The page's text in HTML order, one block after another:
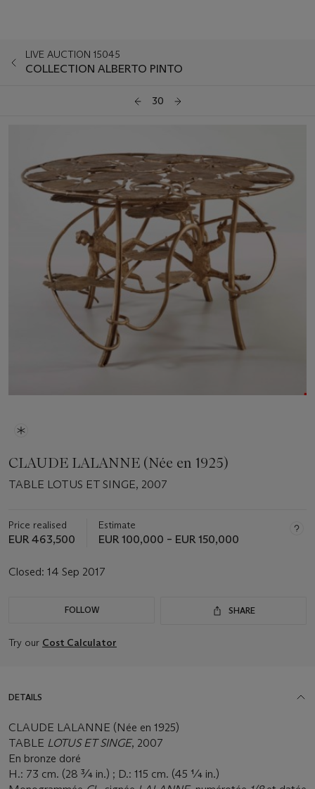
LIVE AUCTION 15045
COLLECTION ALBERTO PINTO
30
CLAUDE LALANNE (Née en 1925)
TABLE LOTUS ET SINGE, 2007
Price realised
EUR 463,500
Estimate
EUR 100,000 – EUR 150,000
Closed: 14 Sep 2017
FOLLOW SHARE
Try our Cost Calculator
DETAILS
CLAUDE LALANNE (Née en 1925)
TABLE LOTUS ET SINGE, 2007
En bronze doré
H.: 73 cm. (28 ¾ in.) ; D.: 115 cm. (45 ¼ in.)